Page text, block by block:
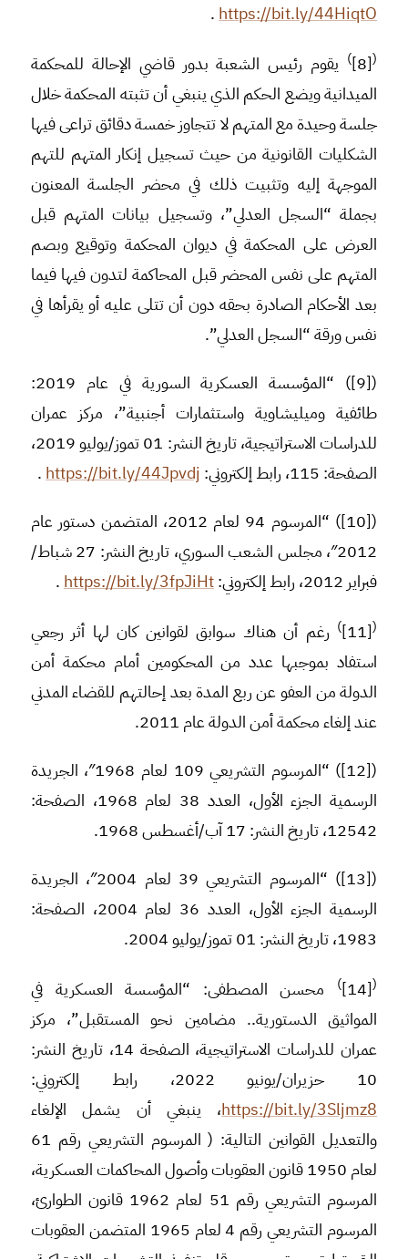
https://bit.ly/44HiqtO
.
(
[8]
) يقوم رئيس الشعبة بدور قاضي الإحالة للمحكمة
الميدانية ويضع الحكم الذي ينبغي أن تثبته المحكمة خلال
جلسة وحيدة مع المتهم لا تتجاوز خمسة دقائق تراعى فيها
الشكليات القانونية من حيث تسجيل إنكار المتهم للتهم
الموجهة إليه وتثبيت ذلك في محضر الجلسة المعنون
بجملة “السجل العدلي”، وتسجيل بيانات المتهم قبل
العرض على المحكمة في ديوان المحكمة وتوقيع وبصم
المتهم على نفس المحضر قبل المحاكمة لتدون فيها فيما
بعد الأحكام الصادرة بحقه دون أن تتلى عليه أو يقرأها في
نفس ورقة “السجل العدلي”.
([9]) “المؤسسة العسكرية السورية في عام 2019:
طائفية وميليشاوية واستثمارات أجنبية”، مركز عمران
للدراسات الاستراتيجية، تاريخ النشر: 01 تموز/يوليو 2019،
الصفحة: 115، رابط إلكتروني:
https://bit.ly/44Jpvdj
.
([10]) “المرسوم 94 لعام 2012، المتضمن دستور عام
2012″، مجلس الشعب السوري، تاريخ النشر: 27 شباط/
فبراير 2012، رابط إلكتروني:
https://bit.ly/3fpJiHt
.
(
[11]
) رغم أن هناك سوابق لقوانين كان لها أثر رجعي
استفاد بموجبها عدد من المحكومين أمام محكمة أمن
الدولة من العفو عن ربع المدة بعد إحالتهم للقضاء المدني
عند إلغاء محكمة أمن الدولة عام 2011.
([12]) “المرسوم التشريعي 109 لعام 1968″، الجريدة
الرسمية الجزء الأول، العدد 38 لعام 1968، الصفحة:
12542، تاريخ النشر: 17 آب/أغسطس 1968.
([13]) “المرسوم التشريعي 39 لعام 2004″، الجريدة
الرسمية الجزء الأول، العدد 36 لعام 2004، الصفحة:
1983، تاريخ النشر: 01 تموز/يوليو 2004.
(
[14]
)
محسن المصطفى: “المؤسسة العسكرية في
المواثيق الدستورية.. مضامين نحو المستقبل”، مركز
عمران للدراسات الاستراتيجية، الصفحة 14، تاريخ النشر:
10 حزيران/يونيو 2022، رابط إلكتروني:
https://bit.ly/3Sljmz8، ينبغي أن يشمل الإلغاء
والتعديل القوانين التالية: ( المرسوم التشريعي رقم 61
لعام 1950 قانون العقوبات وأصول المحاكمات العسكرية،
المرسوم التشريعي رقم 51 لعام 1962 قانون الطوارئ،
المرسوم التشريعي رقم 4 لعام 1965 المتضمن العقوبات